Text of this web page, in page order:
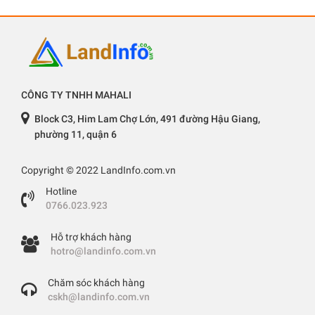
CÔNG TY TNHH MAHALI
Block C3, Him Lam Chợ Lớn, 491 đường Hậu Giang,
phường 11, quận 6
Copyright © 2022 LandInfo.com.vn
Hotline
0766.023.923
Hỗ trợ khách hàng
hotro@landinfo.com.vn
Chăm sóc khách hàng
cskh@landinfo.com.vn